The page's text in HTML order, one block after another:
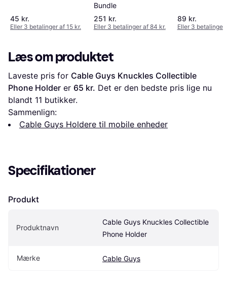
45 kr.
Eller 3 betalinger af 15 kr.
Bundle
251 kr.
Eller 3 betalinger af 84 kr.
89 kr.
Eller 3 betalinger
Læs om produktet
Laveste pris for Cable Guys Knuckles Collectible
Phone Holder er 65 kr. Det er den bedste pris lige nu
blandt 11 butikker.
Sammenlign:
Cable Guys Holdere til mobile enheder
Specifikationer
Produkt
Produktnavn
Cable Guys Knuckles Collectible
Phone Holder
Mærke Cable Guys